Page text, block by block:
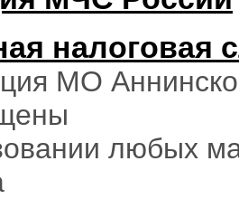
налоговая
МО
любых